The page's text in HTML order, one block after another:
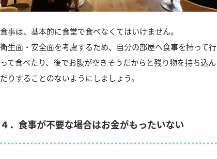
食事は、基本的に食堂で食べなくてはいけません。
衛生面・安全面を考慮するため、自分の部屋へ食事を持って行
って食べたり、後でお腹が空きそうだからと残り物を持ち込ん
だりすることのないようにしましょう。
４．食事が不要な場合はお金がもったいない